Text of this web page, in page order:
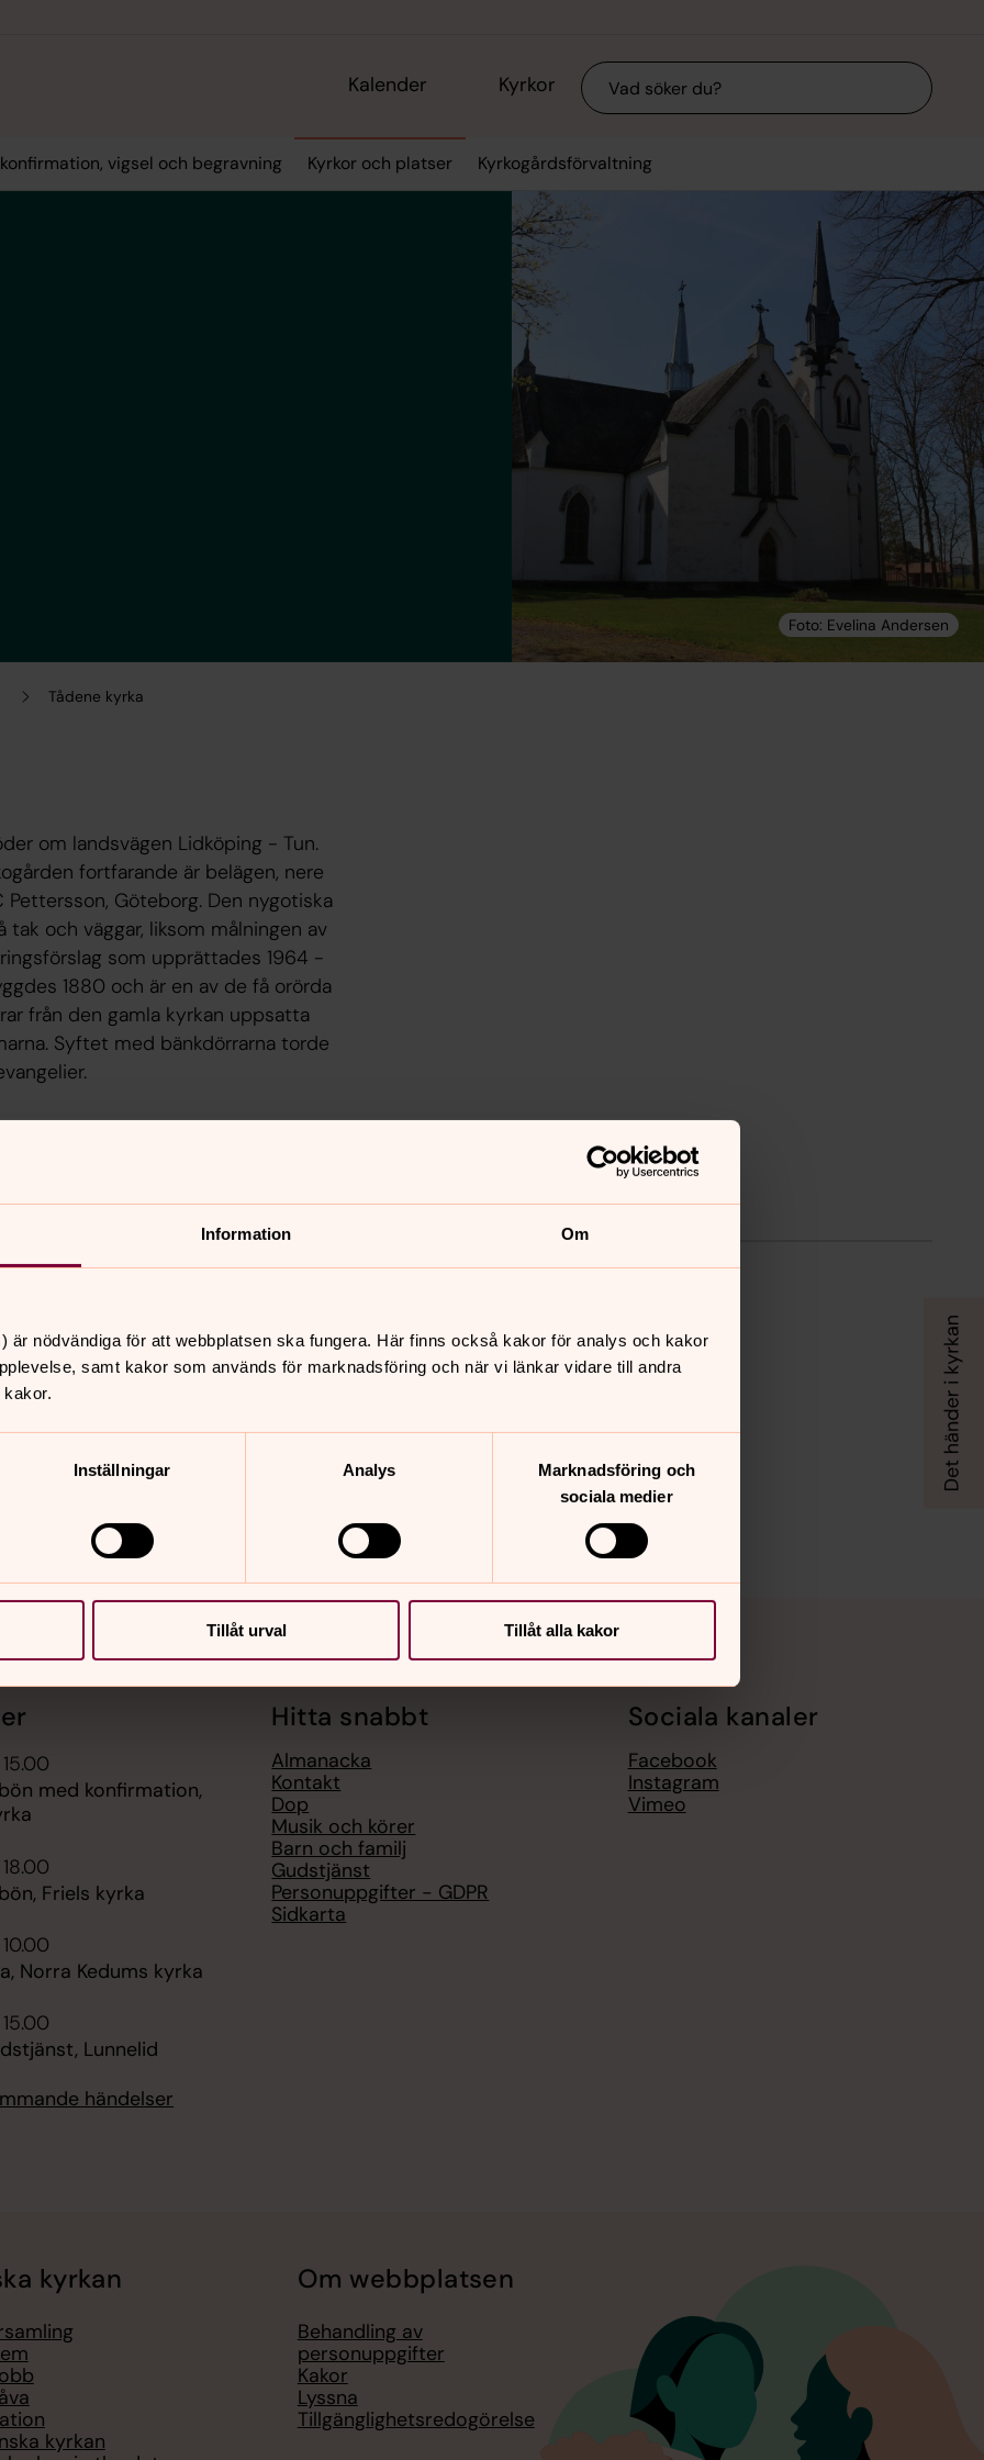
Information Om
är nödvändiga för att webbplatsen ska fungera. Här finns också kakor för analys och kakor
samt kakor som används för marknadsföring och när vi länkar vidare till andra
Inställningar Analys
Marknadsföring och
sociala medier
Tillåt urval Tillåt alla kakor
Kalender Kyrkor Sök
vigsel och begravning Kyrkor och platser Kyrkogårdsförvaltning
Tådene kyrka
om landsvägen Lidköping - Tun.
fortfarande är belägen, nere
Göteborg. Den nygotiska
och väggar, liksom målningen av
som upprättades 1964 -
1880 och är en av de få orörda
från den gamla kyrkan uppsatta
Syftet med bänkdörrarna torde
du på väg 44, följ skyltning mot
med konfirmation,
Friels kyrka
Norra Kedums kyrka
Lunnelid
händelser
Hitta snabbt
Almanacka
Kontakt
Dop
Musik och körer
Barn och familj
Gudstjänst
Personuppgifter - GDPR
Sidkarta
Sociala kanaler
Facebook
Instagram
Vimeo
kyrkan
kyrkan
Om webbplatsen
Behandling av
personuppgifter
Kakor
Lyssna
Tillgänglighetsredogörelse